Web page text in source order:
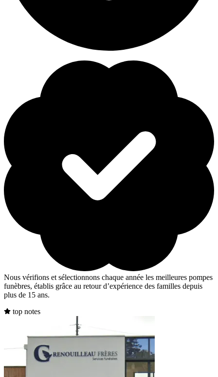
Nous vérifions et sélectionnons chaque année les meilleures pompes
funèbres, établis grâce au retour d’expérience des familles depuis
plus de 15 ans.
top notes